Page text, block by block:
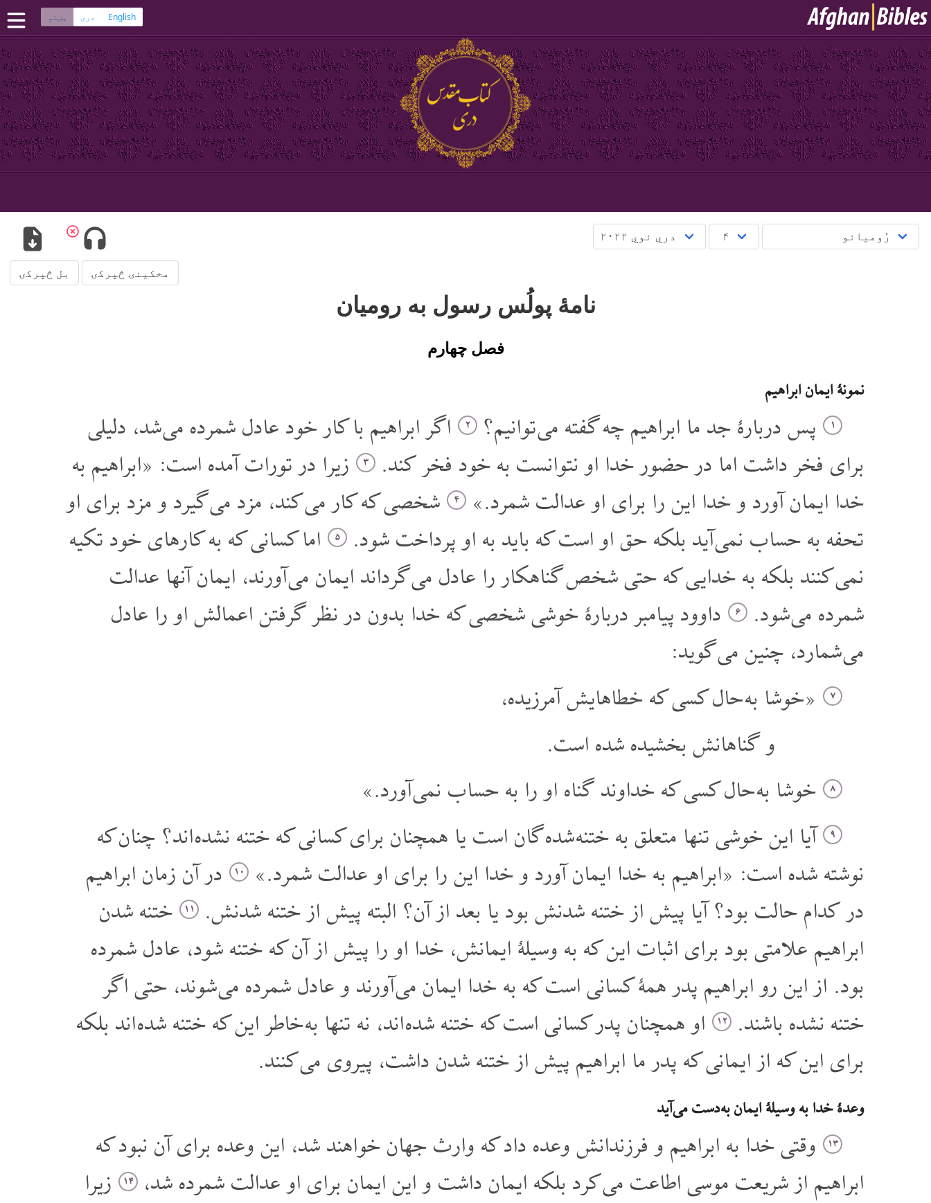
English دری پښتو
کور پاڼه
سپیڅلی کتاب په دري ژبه سپیڅلی کتاب په پښتو ژبه
نور: بلوچی · هزاره · ترکمن
د مبایل اپلېکېشنونو
مخکینۍ څپرکۍ بل څپرکۍ
نامۀ پولُس رسول به رومیان
فصل چهارم
نمونۀ ایمان ابراهیم
۱ پس دربارۀ جد ما ابراهیم چه گفته می توانیم؟ ۲
اگر ابراهیم با کار خود عادل شمرده می شد، دلیلی
برای فخر داشت اما در حضور خدا او نتوانست به خود فخر کند.
۳
زیرا در تورات آمده است: «ابراهیم به
خدا ایمان آورد و خدا این را برای او عدالت شمرد.»
۴
شخصی که کار می کند، مزد می گیرد و مزد برای او
تحفه به حساب نمی آید بلکه حق او است که باید به او پرداخت شود.
۵
اما کسانی که به کارهای خود تکیه
نمی کنند بلکه به خدایی که حتی شخص گناهکار را عادل می گرداند ایمان می آورند، ایمان آنها عدالت
شمرده می شود.
۶
داوود پیامبر دربارۀ خوشی شخصی که خدا بدون در نظر گرفتن اعمالش او را عادل
می شمارد، چنین می گوید:
۷
«خوشا به حال کسی که خطاهایش آمرزیده،
و گناهانش بخشیده شده است.
۸ خوشا به حال کسی که خداوند گناه او را به حساب نمی آورد.»
۹
آیا این خوشی تنها متعلق به ختنه شده گان است یا همچنان برای کسانی که ختنه نشده اند؟ چنان که
نوشته شده است: «ابراهیم به خدا ایمان آورد و خدا این را برای او عدالت شمرد.»
۱۰
در آن زمان ابراهیم
در کدام حالت بود؟ آیا پیش از ختنه شدنش بود یا بعد از آن؟ البته پیش از ختنه شدنش.
۱۱
ختنه شدن
ابراهیم علامتی بود برای اثبات این که به وسیلۀ ایمانش، خدا او را پیش از آن که ختنه شود، عادل شمرده
بود. از این رو ابراهیم پدر همۀ کسانی است که به خدا ایمان می آورند و عادل شمرده می شوند، حتی اگر
ختنه نشده باشند.
۱۲
او همچنان پدر کسانی است که ختنه شده اند، نه تنها به خاطر این که ختنه شده اند بلکه
برای این که از ایمانی که پدر ما ابراهیم پیش از ختنه شدن داشت، پیروی می کنند.
وعدۀ خدا به وسیلۀ ایمان به دست می آید
۱۳
وقتی خدا به ابراهیم و فرزندانش وعده داد که وارث جهان خواهند شد، این وعده برای آن نبود که
ابراهیم از شریعت موسی اطاعت می کرد بلکه ایمان داشت و این ایمان برای او عدالت شمرده شد،
۱۴
زیرا